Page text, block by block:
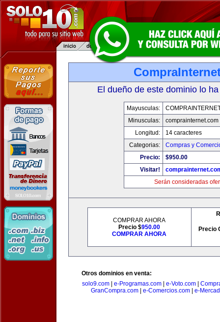
El dueño de este dominio lo
Mayusculas:
Minusculas:
comprainternet.com
Longitud:
14 caracteres
Categorias:
Compras y
Precio:
$950.00
Visitar!
Serán consideradas
COMPRAR AHORA
Precio $950.00
COMPRAR AHORA
Precio
Otros dominios en venta:
solo9.com| e-Programas.com| e-Voto.com|
GranCompra.com
e-Comercios.com e-